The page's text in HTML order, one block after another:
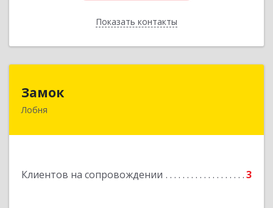
Показать контакты
Назад
Замок
Лобня
Клиентов на сопровождении 3
Россия, 141730, Московская область, г. Лобня,